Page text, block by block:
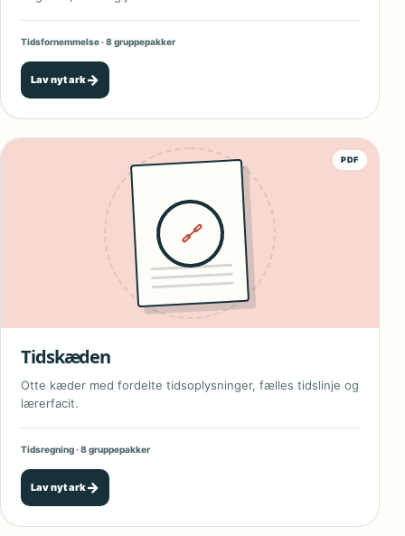
Tidsfornemmelse · 8 gruppepakker
Lav nyt ark→
PDF
🔗
Tidskæden
Otte kæder med fordelte tidsoplysninger, fælles tidslinje og
lærerfacit.
Tidsregning · 8 gruppepakker
Lav nyt ark→